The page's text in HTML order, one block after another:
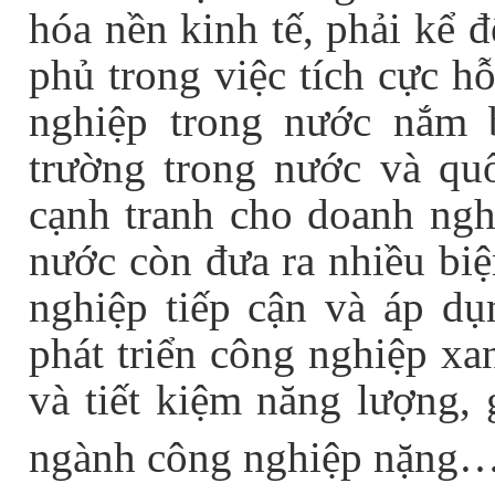
hóa nền kinh tế, phải kể
phủ trong việc tích cực
nghiệp trong nước
trường trong nước và
cạnh tranh cho doanh
nước còn đưa ra nhiều
nghiệp tiếp cận và áp
phát triển công nghiệp
và tiết kiệm năng lượng,
ngành công nghiệp